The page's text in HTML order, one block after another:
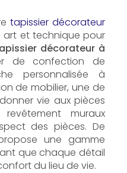
tapissier décorateur
art et technique pour
décorateur à
de confection de
personnalisée à
de mobilier, une de
vie aux pièces
muraux
des pièces. De
une gamme
que chaque détail
du lieu de vie.